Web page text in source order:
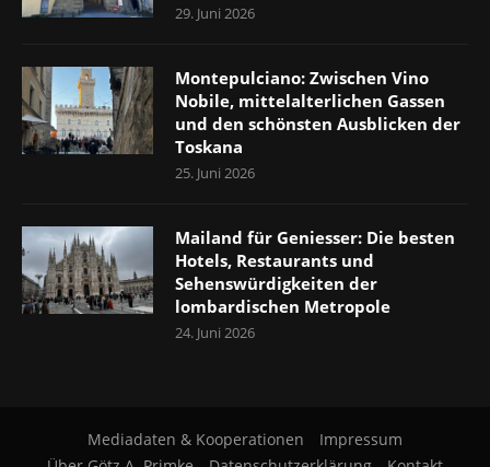
29. Juni 2026
Montepulciano: Zwischen Vino
Nobile, mittelalterlichen Gassen
und den schönsten Ausblicken der
Toskana
25. Juni 2026
Mailand für Geniesser: Die besten
Hotels, Restaurants und
Sehenswürdigkeiten der
lombardischen Metropole
24. Juni 2026
Mediadaten & Kooperationen
Impressum